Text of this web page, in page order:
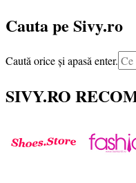
Cauta pe Sivy.ro
Cauți
Caută orice și apasă enter.
SIVY.RO